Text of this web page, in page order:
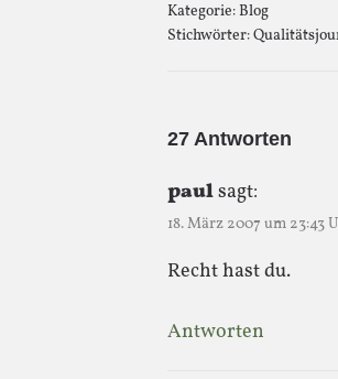
Kategorie:Blog
Stichwörter:
27 Antworten
paulsagt:
18. März 2007 um 23:43
Recht hast du.
Antworten